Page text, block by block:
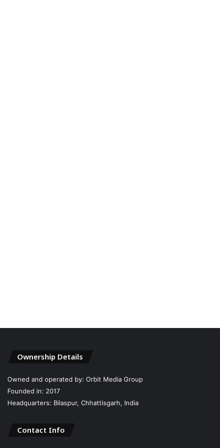
Ownership Details
Owned and operated by: Orbit Media Group
Founded in: 2017
Headquarters: Bilaspur, Chhattisgarh, India
Contact Info